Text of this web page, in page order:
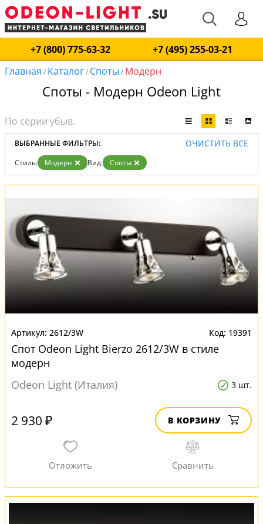
+7 (800) 775-63-32
+7 (495) 255-03-21
Главная / Каталог/ Споты / Модерн
Споты - Модерн Odeon Light
ВЫБРАННЫЕ ФИЛЬТРЫ: ОЧИСТИТЬ ВСЕ
Стиль: Модерн Вид: Споты
2612/3W 19391
Спот Odeon Light Bierzo 2612/3W в стиле
модерн
Odeon Light (Италия)
3 шт.
2 930 ₽ В КОРЗИНУ